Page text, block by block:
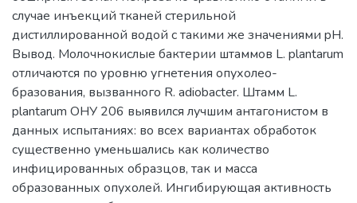
случае инъекций тканей стерильной
дистиллированной водой с такими же значениями pH.
Вывод. Молочнокислые бактерии штаммов L. plantarum
отличаются по уровню угнетения опухолео-
бразования, вызванного R. adiobacter. Штамм L.
plantarum ОНУ 206 выявился лучшим антагонистом в
данных испытаниях: во всех вариантах обработок
существенно уменьшались как количество
инфицированных образцов, так и масса
образованных опухолей. Ингибирующая активность